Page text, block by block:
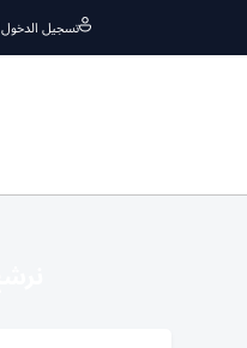
تسجيل الدخول